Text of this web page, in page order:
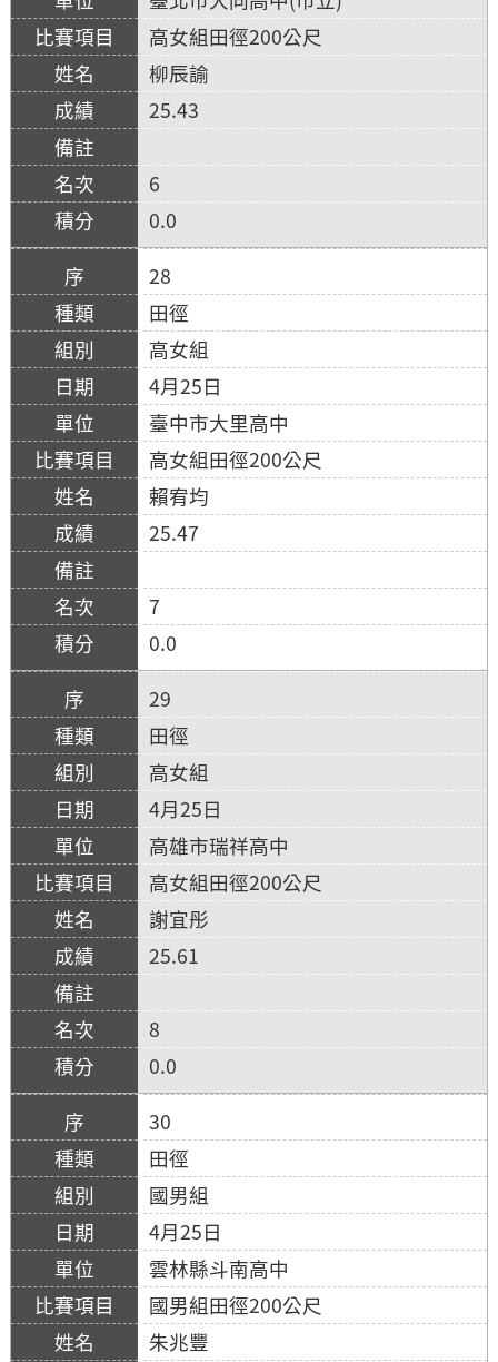
高女組田徑200公尺
柳辰諭
25.43
6
0.0
28
田徑
高女組
4月25日
臺中市大里高中
高女組田徑200公尺
賴宥均
25.47
7
0.0
29
田徑
高女組
4月25日
高雄市瑞祥高中
高女組田徑200公尺
謝宜彤
25.61
8
0.0
30
田徑
國男組
4月25日
雲林縣斗南高中
國男組田徑200公尺
朱兆豐